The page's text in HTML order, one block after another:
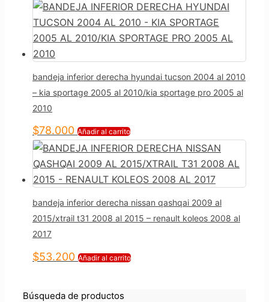
bandeja inferior derecha hyundai tucson 2004 al 2010
– kia sportage 2005 al 2010/kia sportage pro 2005 al
2010
$78.000 Añadir al carrito
bandeja inferior derecha nissan qashqai 2009 al
2015/xtrail t31 2008 al 2015 – renault koleos 2008 al
2017
$53.200 Añadir al carrito
Búsqueda de productos